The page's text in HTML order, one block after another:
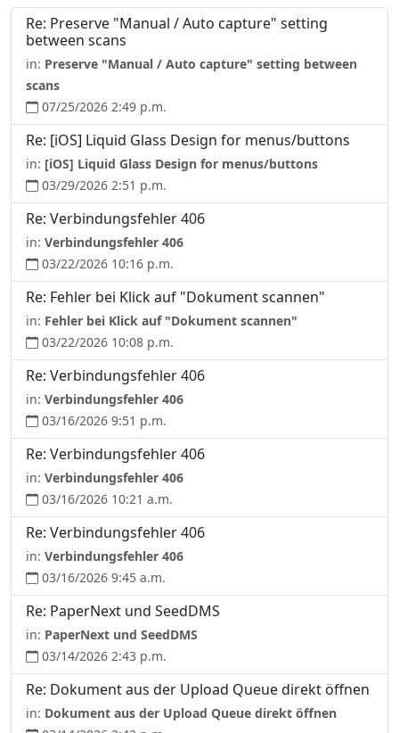
Re: Preserve "Manual / Auto capture" setting
between scans
in: Preserve "Manual / Auto capture" setting between
scans
07/25/2026 2:49 p.m.
Re: [iOS] Liquid Glass Design for menus/buttons
in: [iOS] Liquid Glass Design for menus/buttons
03/29/2026 2:51 p.m.
Re: Verbindungsfehler 406
in: Verbindungsfehler 406
03/22/2026 10:16 p.m.
Re: Fehler bei Klick auf "Dokument scannen"
in: Fehler bei Klick auf "Dokument scannen"
03/22/2026 10:08 p.m.
Re: Verbindungsfehler 406
in: Verbindungsfehler 406
03/16/2026 9:51 p.m.
Re: Verbindungsfehler 406
in: Verbindungsfehler 406
03/16/2026 10:21 a.m.
Re: Verbindungsfehler 406
in: Verbindungsfehler 406
03/16/2026 9:45 a.m.
Re: PaperNext und SeedDMS
in: PaperNext und SeedDMS
03/14/2026 2:43 p.m.
Re: Dokument aus der Upload Queue direkt öffnen
in: Dokument aus der Upload Queue direkt öffnen